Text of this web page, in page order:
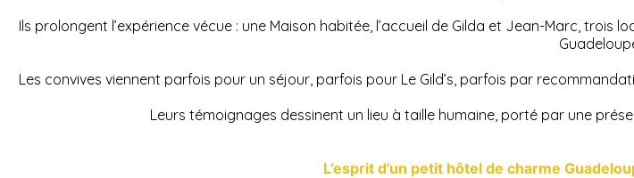
Ils prolongent l’expérience vécue : une Maison habitée, l’accueil de Gilda et Jean-Marc, trois
Les convives viennent parfois pour un séjour, parfois pour Le Gild’s, parfois par
Leurs témoignages dessinent un lieu à taille humaine, porté par une
L’esprit d’un petit hôtel de charme